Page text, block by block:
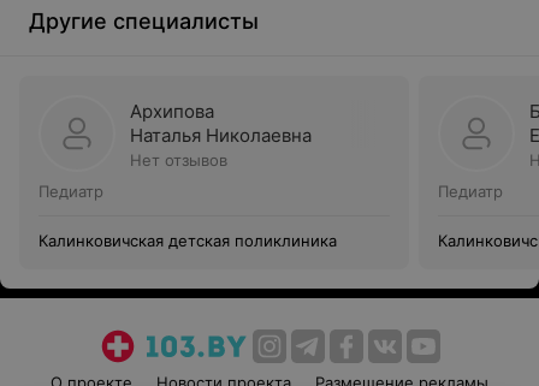
Другие специалисты
Архипова
Наталья Николаевна
Нет отзывов
Педиатр
Калинковичская детская поликлиника
Педиатр